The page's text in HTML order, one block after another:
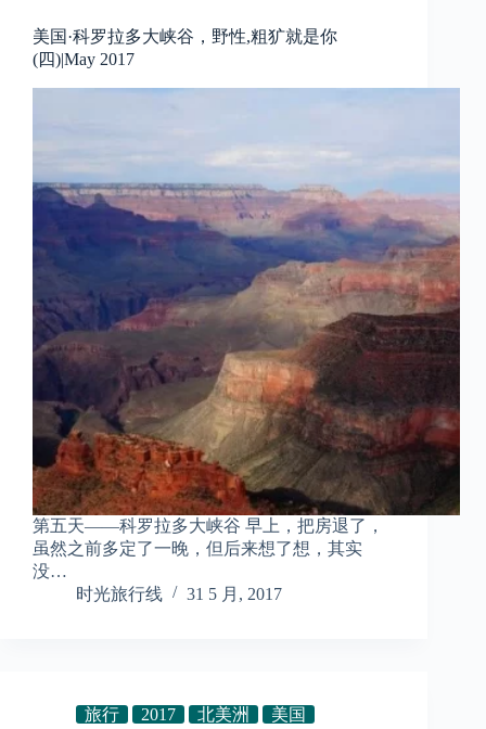
美国·科罗拉多大峡谷，野性,粗犷就是你
(四)|May 2017
第五天——科罗拉多大峡谷 早上，把房退了，
虽然之前多定了一晚，但后来想了想，其实
没…
时光旅行线
31 5 月, 2017
旅行 2017 北美洲 美国